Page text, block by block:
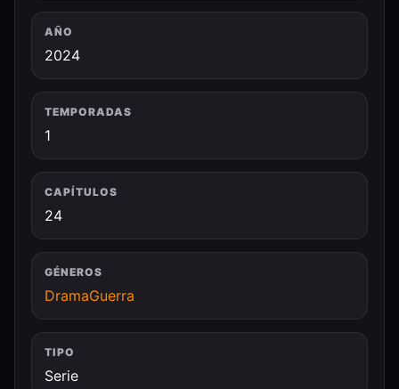
AÑO
2024
TEMPORADAS
1
CAPÍTULOS
24
GÉNEROS
DramaGuerra
TIPO
Serie